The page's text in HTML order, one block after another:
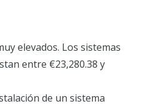
elevados. Los sistemas
entre €23,280.38 y
de un sistema